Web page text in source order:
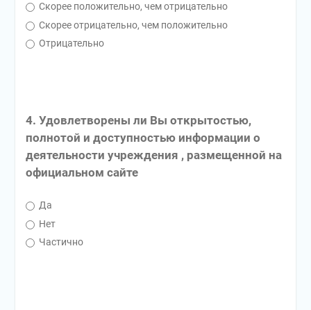
Скорее положительно, чем отрицательно
Скорее отрицательно, чем положительно
Отрицательно
4. Удовлетворены ли Вы открытостью,
полнотой и доступностью информации о
деятельности учреждения , размещенной на
официальном сайте
Да
Нет
Частично